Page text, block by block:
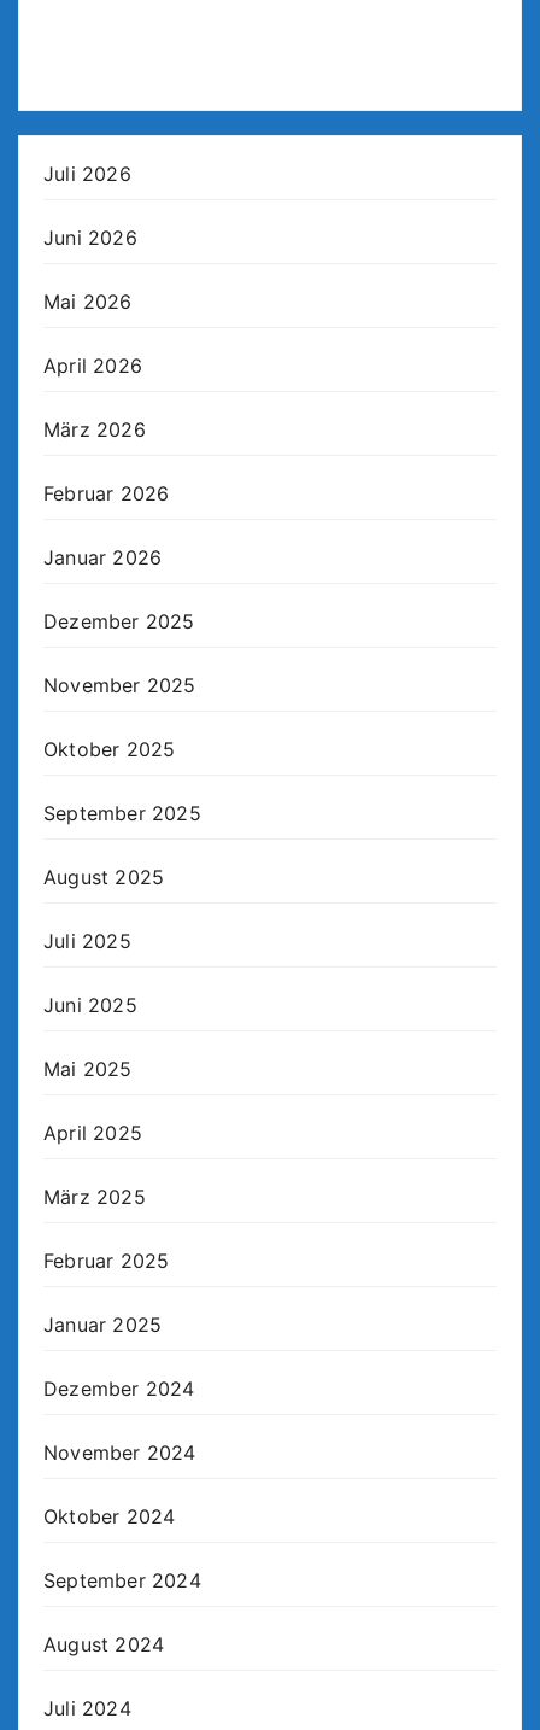
Juli 2026
Juni 2026
Mai 2026
April 2026
März 2026
Februar 2026
Januar 2026
Dezember 2025
November 2025
Oktober 2025
September 2025
August 2025
Juli 2025
Juni 2025
Mai 2025
April 2025
März 2025
Februar 2025
Januar 2025
Dezember 2024
November 2024
Oktober 2024
September 2024
August 2024
Juli 2024